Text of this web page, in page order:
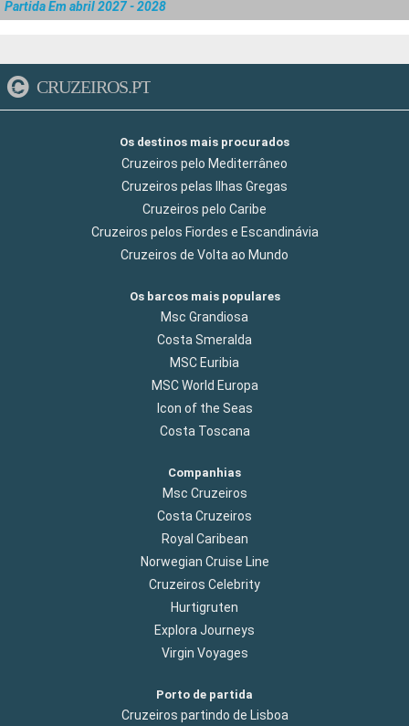
Partida Em abril 2027 - 2028
CRUZEIROS.PT
Os destinos mais procurados
Cruzeiros pelo Mediterrâneo
Cruzeiros pelas Ilhas Gregas
Cruzeiros pelo Caribe
Cruzeiros pelos Fiordes e Escandinávia
Cruzeiros de Volta ao Mundo
Os barcos mais populares
Msc Grandiosa
Costa Smeralda
MSC Euribia
MSC World Europa
Icon of the Seas
Costa Toscana
Companhias
Msc Cruzeiros
Costa Cruzeiros
Royal Caribean
Norwegian Cruise Line
Cruzeiros Celebrity
Hurtigruten
Explora Journeys
Virgin Voyages
Porto de partida
Cruzeiros partindo de Lisboa